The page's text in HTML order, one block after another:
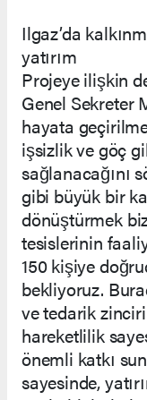
Ilgaz’da
yatırım
Projeye ilişkin
Genel Sekreter
hayata
işsizlik ve göç
sağlanacağını
gibi büyük bir
dönüştürmek
tesislerinin
150 kişiye
bekliyoruz.
ve tedarik
hareketlilik
önemli katkı
sayesinde,